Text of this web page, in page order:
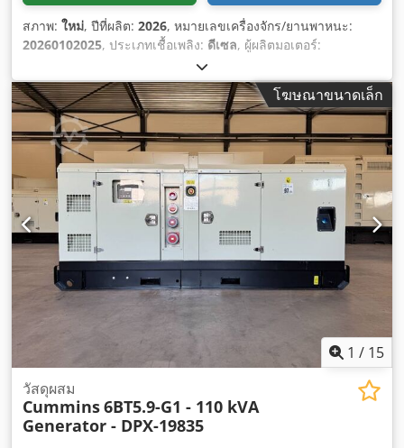
สภาพ: ใหม่, ปีที่ผลิต: 2026, หมายเลขเครื่องจักร/ยานพาหนะ:
20260102025, ประเภทเชื้อเพลิง: ดีเซล, ผู้ผลิตมอเตอร์:
โฆษณาขนาดเล็ก
1 / 15
วัสดุผสม
Cummins6BT5.9-G1 - 110 kVA
Generator - DPX-19835